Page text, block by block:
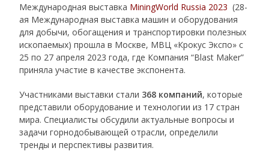
Международная выставка MiningWorld Russia 2023 (28-
ая Международная выставка машин и оборудования
для добычи, обогащения и транспортировки полезных
ископаемых) прошла в Москве, МВЦ «Крокус Экспо» с
25 по 27 апреля 2023 года, где Компания “Blast Maker”
приняла участие в качестве экспонента.
Участниками выставки стали 368 компаний, которые
представили оборудование и технологии из 17 стран
мира. Специалисты обсудили актуальные вопросы и
задачи горнодобывающей отрасли, определили
тренды и перспективы развития.